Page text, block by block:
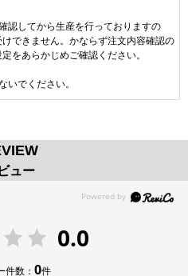
認してから生産を行っておりますの
できません。かならず注文内容確認の
をあらかじめご確認ください。
いでください。
ュー
0.0
件数：0件